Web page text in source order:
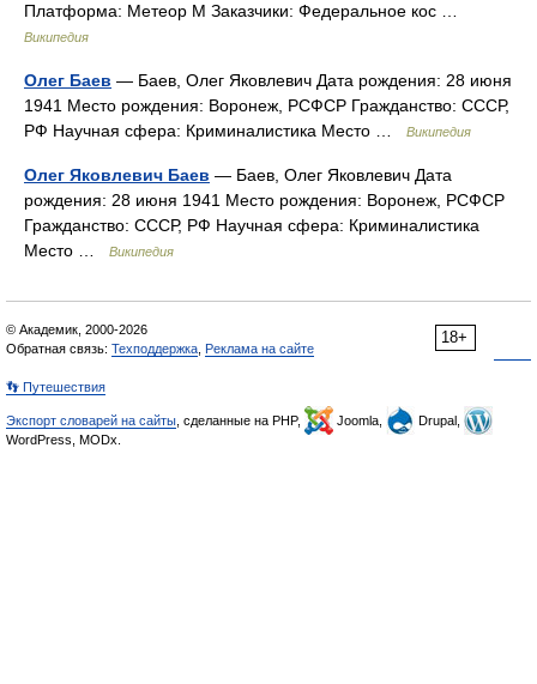
Платформа: Метеор М Заказчики: Федеральное кос …
Википедия
Олег Баев — Баев, Олег Яковлевич Дата рождения: 28 июня
1941 Место рождения: Воронеж, РСФСР Гражданство: СССР,
РФ Научная сфера: Криминалистика Место …
Википедия
Олег Яковлевич Баев — Баев, Олег Яковлевич Дата
рождения: 28 июня 1941 Место рождения: Воронеж, РСФСР
Гражданство: СССР, РФ Научная сфера: Криминалистика
Место …
Википедия
18+
© Академик, 2000-2026
Обратная связь: Техподдержка Реклама на сайте
👣 Путешествия
Экспорт словарей на сайты , сделанные на PHP, Joomla,
Drupal,
WordPress, MODx.